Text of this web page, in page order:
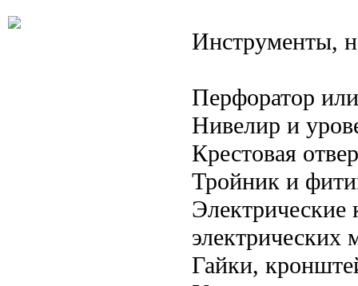
Инструменты,
Перфоратор
Нивелир и
Крестовая
Тройник и
Электрические
электрических
Гайки,